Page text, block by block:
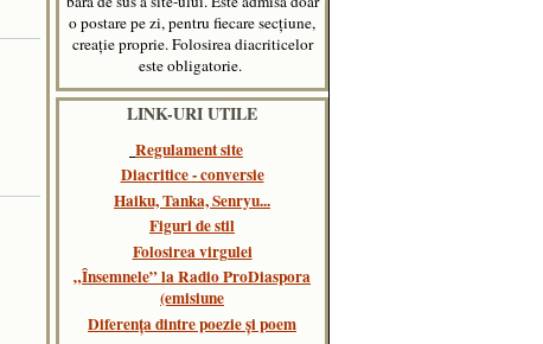
o postare pe zi, pentru fiecare secțiune,
creație proprie. Folosirea diacriticelor
este obligatorie.
LINK-URI UTILE
Regulament site
Diacritice - conversie
Haiku, Tanka, Senryu...
Figuri de stil
Folosirea virgulei
„Însemnele” la Radio ProDiaspora
(emisiune
Diferența dintre poezie și poem